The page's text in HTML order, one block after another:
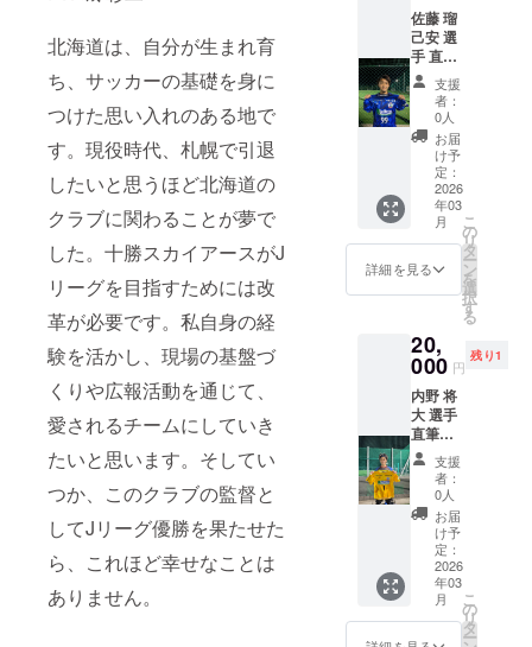
北海道は、自分が生まれ育
ち、サッカーの基礎を身に
つけた思い入れのある地で
す。現役時代、札幌で引退
したいと思うほど北海道の
クラブに関わることが夢で
した。十勝スカイアースがJ
リーグを目指すためには改
革が必要です。私自身の経
験を活かし、現場の基盤づ
くりや広報活動を通じて、
愛されるチームにしていき
たいと思います。そしてい
つか、このクラブの監督と
してJリーグ優勝を果たせた
ら、これほど幸せなことは
ありません。
しか手
に入ら
ない特
別な一
枚で
す。 サ
インは
選手本
人が丁
寧に書
き上げ
ます。
佐藤 瑠
己安 選
手 直筆
サイン
入りユ
ニホー
ムコー
スカイ
アース
【佐藤
選手】
の直筆
サイン
入りユ
ニホー
届けし
ます！
ここで
しか手
に入ら
ない特
別な一
枚で
す。 サ
インは
選手本
人が丁
寧に書
き上げ
ます。
支援
者：
0人
お届
け予
定：
2026
年03
月
詳細を見る
こ
の
リ
タ
ー
ン
を
選
択
す
る
20,
000 円
残り1
内野 将
大 選手
直筆サ
イン入
りユニ
ホーム
コース
十勝ス
カイ
アース
【内野
選手】
の直筆
サイン
支援
者：
0人
お届
け予
定：
2026
年03
月
こ
の
リ
タ
ー